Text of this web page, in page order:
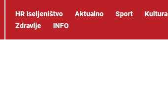
HR Iseljeništvo Aktualno Sport Kultura
Zdravlje
INFO